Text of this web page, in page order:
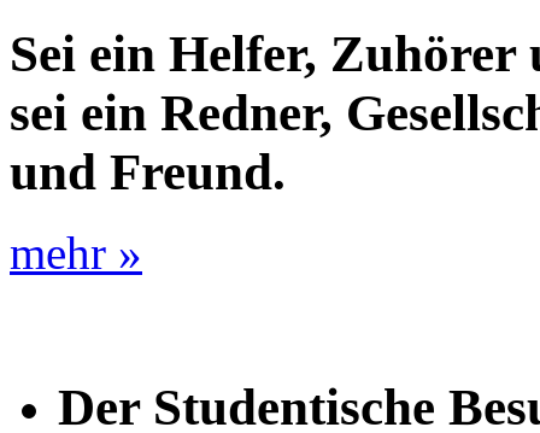
Sei ein Helfer, Zuhörer
sei ein Redner,
und Freund.
mehr »
Der Studentische